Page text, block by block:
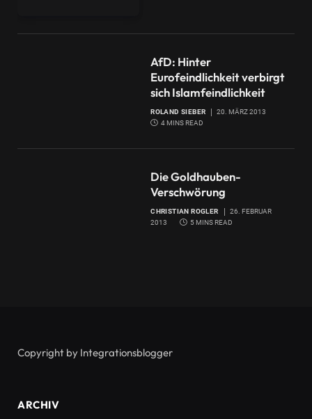
AfD: Hinter
Eurofeindlichkeit verbirgt
sich Islamfeindlichkeit
ROLAND SIEBER
20. MÄRZ 2013
4 MINS READ
Die Goldhauben-
Verschwörung
CHRISTIAN ROGLER
26. FEBRUAR
2013
5 MINS READ
Copyright by Integrationsblogger
ARCHIV